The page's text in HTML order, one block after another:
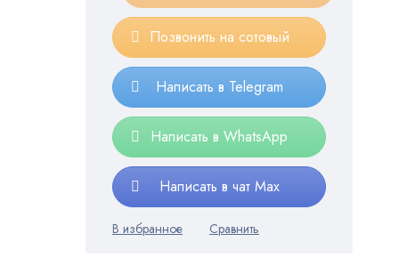
Позвонить на сотовый
Написать в Telegram
Написать в WhatsApp
Написать в чат Max